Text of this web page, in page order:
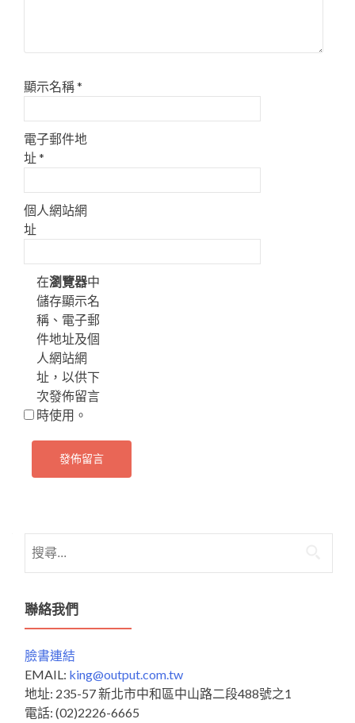
顯示名稱*
電子郵件地
址*
個人網站網
址
在瀏覽器中
儲存顯示名
稱、電子郵
件地址及個
人網站網
址，以供下
次發佈留言
時使用。
尋
鍵
字:
聯絡我們
臉書連結
EMAIL: king@output.com.tw
地址: 235-57 新北市中和區中山路二段488號之1
電話: (02)2226-6665